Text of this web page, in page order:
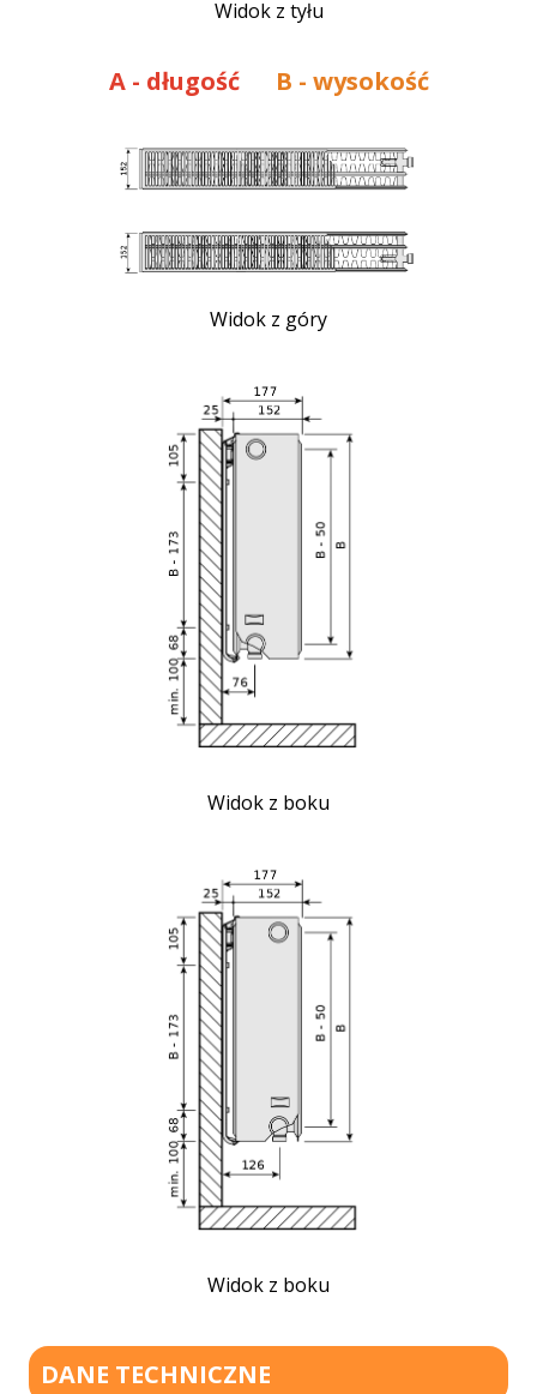
Widok z tyłu
A - długość B - wysokość
Widok z góry
Widok z boku
Widok z boku
DANE TECHNICZNE